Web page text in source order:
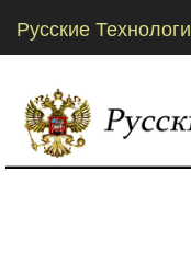
Русские